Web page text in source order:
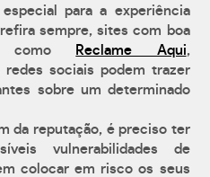
para a experiência
sempre, sites com boa
como
Reclame Aqui,
redes sociais podem trazer
sobre um determinado
da reputação, é preciso ter
vulnerabilidades de
colocar em risco os seus